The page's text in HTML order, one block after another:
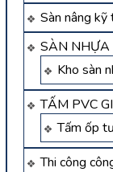
Sàn nâng
SÀN NHỰA
Kho sàn
TẤM PVC
Tấm ốp
Thi công